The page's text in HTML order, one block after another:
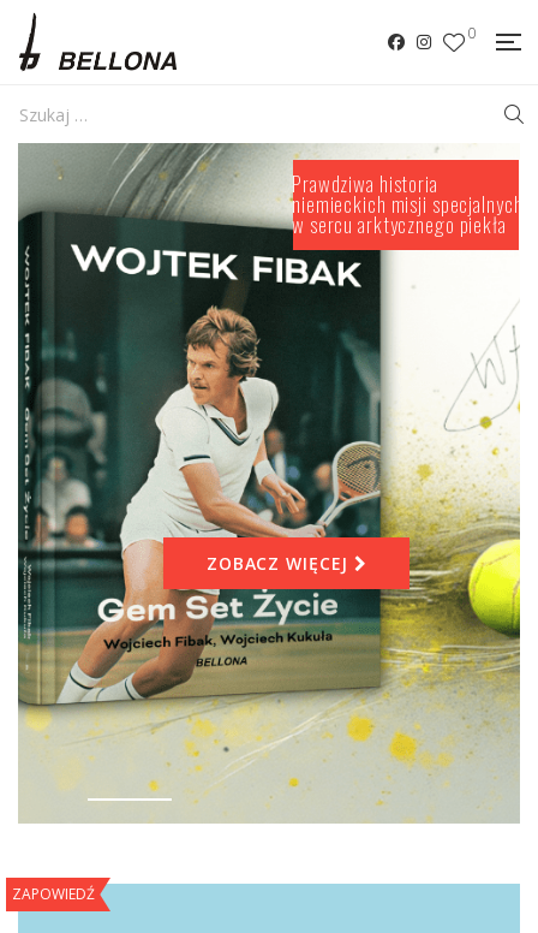
0
ZOBACZ WIĘCEJ
Prawdziwa historia
niemieckich misji specjalnych
w sercu arktycznego piekła
ZAPOWIEDŹ